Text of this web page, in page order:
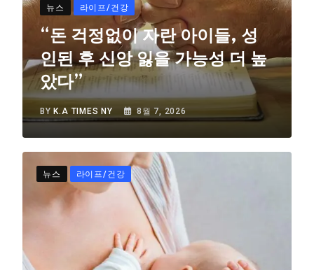
뉴스 라이프/건강
“돈 걱정없이 자란 아이들, 성
인된 후 신앙 잃을 가능성 더 높
았다”
BY K.A TIMES NY 8월 7, 2026
뉴스 라이프/건강